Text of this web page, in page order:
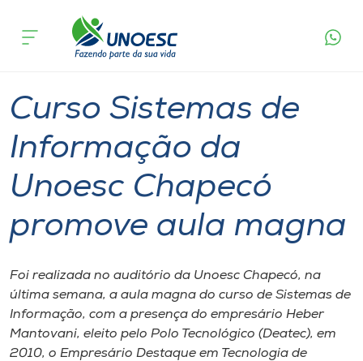
Cursos
Pesquisa
Atendimento ao Estudante
Portal de Ensino
A
Internacionalização
acontece
Curso Sistemas de
Informação da
Unoesc Chapecó
promove aula magna
Foi realizada no auditório da Unoesc Chapecó, na
última semana, a aula magna do curso de Sistemas de
Informação, com a presença do empresário Heber
Mantovani, eleito pelo Polo Tecnológico (Deatec), em
2010, o Empresário Destaque em Tecnologia de